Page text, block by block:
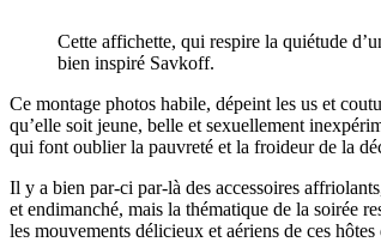
Cette affichette, qui respire la quiétude
bien inspiré Savkoff.
Ce montage photos habile, dépeint les us et
qu’elle soit jeune, belle et sexuellement
qui font oublier la pauvreté et la froideur de la
Il y a bien par-ci par-là des accessoires
et endimanché, mais la thématique de la soirée
les mouvements délicieux et aériens de ces